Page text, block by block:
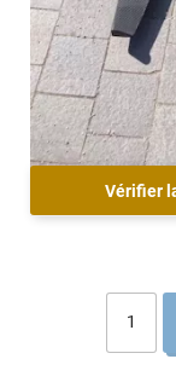
Vérifier